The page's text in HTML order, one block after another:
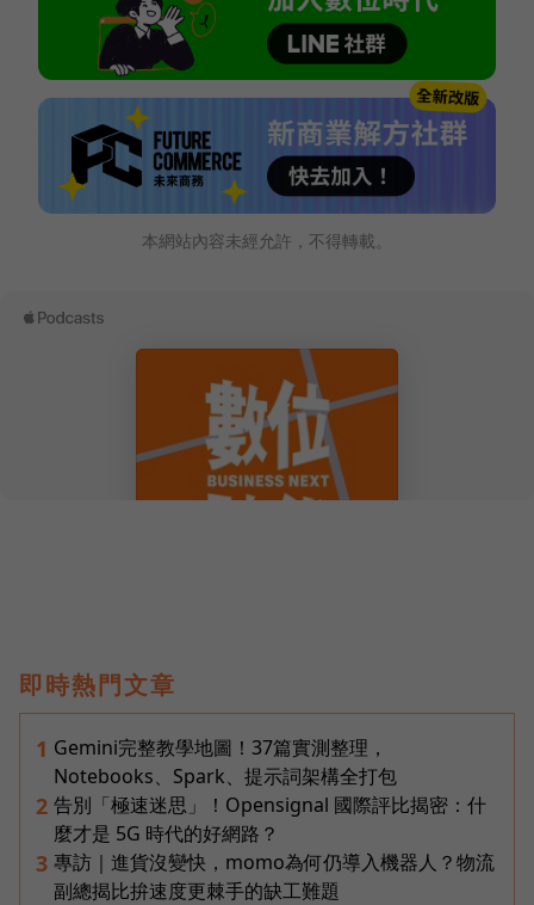
本網站內容未經允許，不得轉載。
即時熱門文章
1 Gemini完整教學地圖！37篇實測整理，
Notebooks、Spark、提示詞架構全打包
2 告別「極速迷思」！Opensignal 國際評比揭密：什
麼才是 5G 時代的好網路？
3 專訪｜進貨沒變快，momo為何仍導入機器人？物流
副總揭比拚速度更棘手的缺工難題